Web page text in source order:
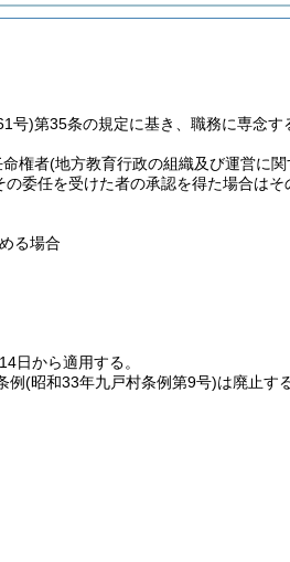
号)第35条の規定に基き、職務に専念す
権者(地方教育行政の組織及び運営に
の委任を受けた者の承認を得た場合はそ
る場合
日から適用する。
例(昭和33年九戸村条例第9号)は廃止す